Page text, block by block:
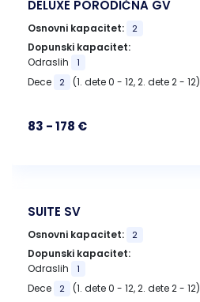
DELUXE PORODIČNA GV
Osnovni kapacitet: 2
Dopunski kapacitet:
Odraslih
1
Dece 2 (1. dete 0 - 12, 2. dete 2 - 12)
83 - 178 €
SUITE SV
Osnovni kapacitet: 2
Dopunski kapacitet:
Odraslih
1
Dece 2 (1. dete 0 - 12, 2. dete 2 - 12)